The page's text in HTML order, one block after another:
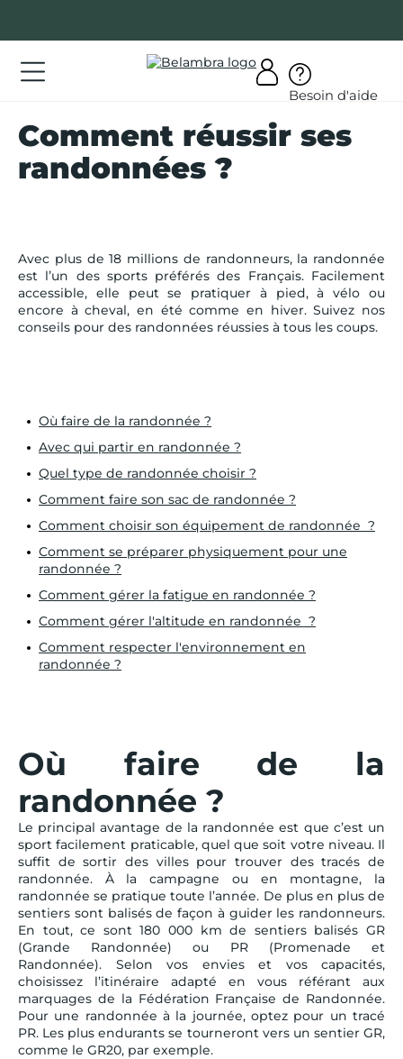
contenu
Besoin d'aide
Comment réussir ses
randonnées ?
Avec plus de 18 millions de randonneurs, la randonnée
est l’un des sports préférés des Français. Facilement
accessible, elle peut se pratiquer à pied, à vélo ou
encore à cheval, en été comme en hiver. Suivez nos
conseils pour des randonnées réussies à tous les coups.
Où faire de la randonnée ?
Avec qui partir en randonnée ?
Quel type de randonnée choisir ?
Comment faire son sac de randonnée ?
Comment choisir son équipement de randonnée ?
Comment se préparer physiquement pour une
randonnée ?
Comment gérer la fatigue en randonnée ?
Comment gérer l'altitude en randonnée ?
Comment respecter l'environnement en
randonnée ?
Où faire de la
randonnée ?
Le principal avantage de la randonnée est que c’est un
sport facilement praticable, quel que soit votre niveau. Il
suffit de sortir des villes pour trouver des tracés de
randonnée. À la campagne ou en montagne, la
randonnée se pratique toute l’année. De plus en plus de
sentiers sont balisés de façon à guider les randonneurs.
En tout, ce sont 180 000 km de sentiers balisés GR
(Grande Randonnée) ou PR (Promenade et
Randonnée). Selon vos envies et vos capacités,
choisissez l’itinéraire adapté en vous référant aux
marquages de la Fédération Française de Randonnée.
Pour une randonnée à la journée, optez pour un tracé
PR. Les plus endurants se tourneront vers un sentier GR,
comme le GR20, par exemple.